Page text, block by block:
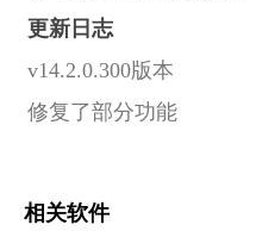
更新日志
v14.2.0.300版本
修复了部分功能
相关软件